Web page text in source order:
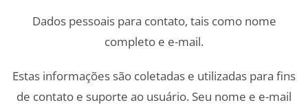
Dados pessoais para contato, tais como nome
completo e e-mail.
Estas informações são coletadas e utilizadas para fins
de contato e suporte ao usuário. Seu nome e e-mail